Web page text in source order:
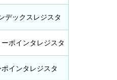
デックスレジスタ
ポインタレジスタ
インタレジスタ